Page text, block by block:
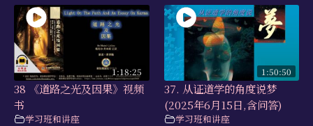
1:18:25
38 《道路之光及因果》视频
书
学习班和讲座
1:50:50
37. 从证道学的角度说梦
(2025年6月15日,含问答)
学习班和讲座